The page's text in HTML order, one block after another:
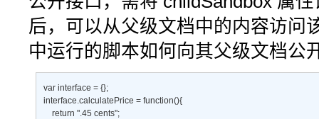
后，可以从父级文档中的内容访问
中运行的脚本如何向其父级文档公
var interface = {};
interface.calculatePrice = function(){
    return ".45 cents";